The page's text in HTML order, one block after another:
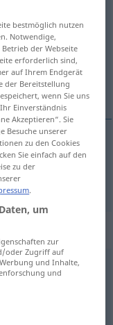
antippen)
bestmöglich nutzen
Notwendige,
der Webseite
erforderlich sind,
auf Ihrem Endgerät
der Bereitstellung
wenn Sie uns
Einverständnis
Akzeptieren“. Sie
Besuche unserer
zu den Cookies
Sie einfach auf den
zu der
.
um
zur
oder Zugriff auf
und Inhalte,
und